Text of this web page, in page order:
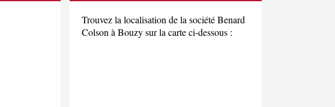
Trouvez la localisation de la société Benard
Colson à Bouzy sur la carte ci-dessous :